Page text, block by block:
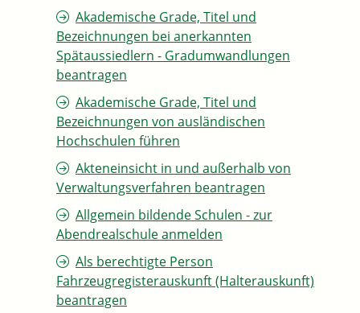
Akademische Grade, Titel und
Bezeichnungen bei anerkannten
Spätaussiedlern - Gradumwandlungen
beantragen
Akademische Grade, Titel und
Bezeichnungen von ausländischen
Hochschulen führen
Akteneinsicht in und außerhalb von
Verwaltungsverfahren beantragen
Allgemein bildende Schulen - zur
Abendrealschule anmelden
Als berechtigte Person
Fahrzeugregisterauskunft (Halterauskunft)
beantragen